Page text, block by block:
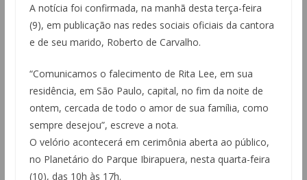
A notícia foi confirmada, na manhã desta terça-feira
(9), em publicação nas redes sociais oficiais da cantora
e de seu marido, Roberto de Carvalho.
“Comunicamos o falecimento de Rita Lee, em sua
residência, em São Paulo, capital, no fim da noite de
ontem, cercada de todo o amor de sua família, como
sempre desejou”, escreve a nota.
O velório acontecerá em cerimônia aberta ao público,
no Planetário do Parque Ibirapuera, nesta quarta-feira
(10), das 10h às 17h.